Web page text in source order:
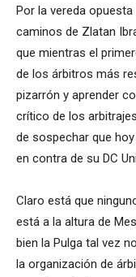
Por la vereda
caminos de Zlatan
que mientras el
de los árbitros más
pizarrón y aprender
crítico de los
de sospechar que
en contra de su DC
Claro está que
está a la altura de
bien la Pulga tal vez
la organización de